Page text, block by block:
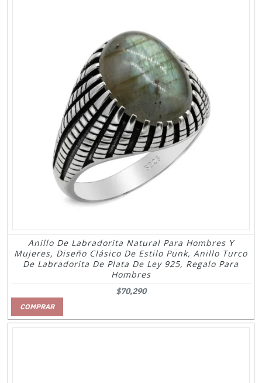
Anillo De Labradorita Natural Para Hombres Y
Mujeres, Diseño Clásico De Estilo Punk, Anillo Turco
De Labradorita De Plata De Ley 925, Regalo Para
Hombres
$70,290
COMPRAR